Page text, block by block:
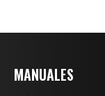
MANUALES